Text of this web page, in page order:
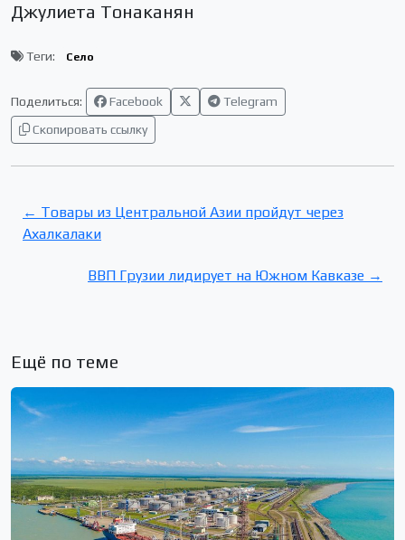
Джулиета Тонаканян
Теги: Село
Поделиться: Facebook
Telegram
Скопировать ссылку
← Товары из Центральной Азии пройдут через
Ахалкалаки
ВВП Грузии лидирует на Южном Кавказе →
Ещё по теме